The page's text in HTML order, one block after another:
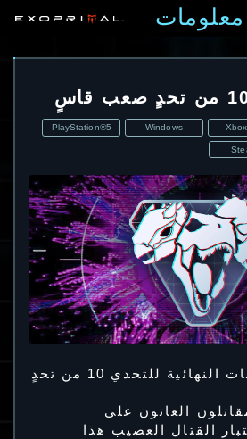
معلومات
Windows
PlayStation®5
تم حساب التصنيفات النهائية للتحدي 10 من تحدٍ
العاتون على
القتال العصيب هذا